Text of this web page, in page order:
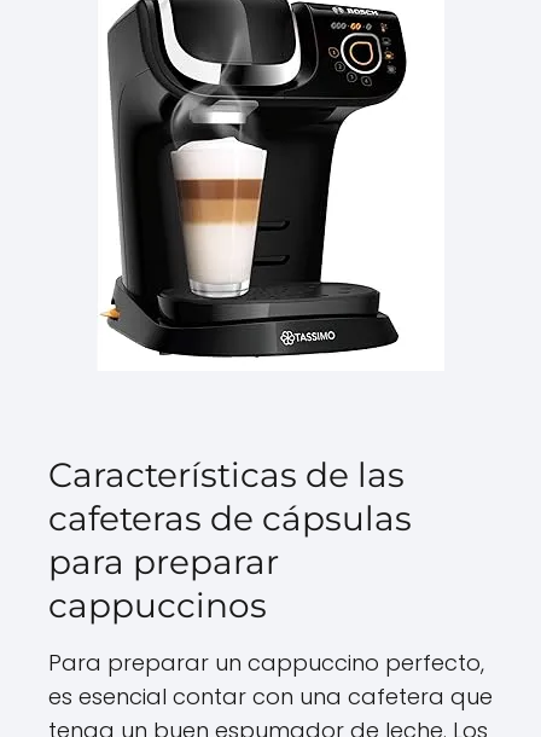
Características de las
cafeteras de cápsulas
para preparar
cappuccinos
Para preparar un cappuccino perfecto,
es esencial contar con una cafetera que
tenga un buen espumador de leche. Los